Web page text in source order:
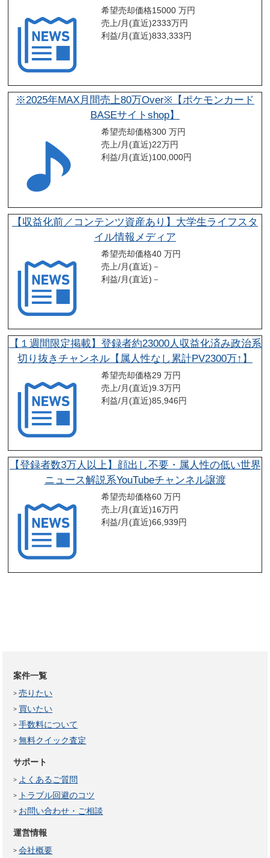
希望売却価格15000 万円
売上/月(直近)2333万円
利益/月(直近)833,333円
※2025年MAX月間売上80万Over※【ポケモンカード
BASEサイトshop】
希望売却価格300 万円
売上/月(直近)22万円
利益/月(直近)100,000円
【収益化前／コンテンツ資産あり】大学生ライフスタ
イル情報メディア
希望売却価格40 万円
売上/月(直近) －
利益/月(直近) －
【１週間限定掲載】登録者約23000人収益化済み政治系
切り抜きチャンネル【属人性なし累計PV2300万↑】
希望売却価格29 万円
売上/月(直近)9.3万円
利益/月(直近)85,946円
【登録者数3万人以上】顔出し不要・属人性の低い世界
ニュース解説系YouTubeチャンネル譲渡
希望売却価格60 万円
売上/月(直近)16万円
利益/月(直近)66,939円
案件一覧
売りたい
買いたい
手数料について
無料クイック査定
サポート
よくあるご質問
トラブル回避のコツ
お問い合わせ・ご相談
運営情報
会社概要